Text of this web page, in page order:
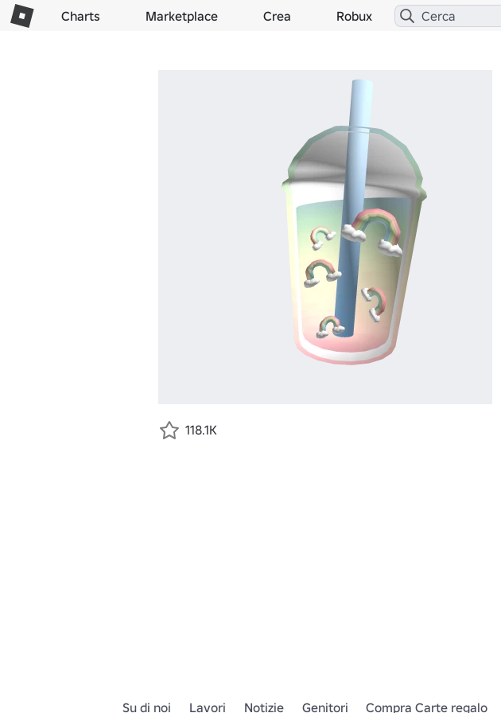
Charts Marketplace Crea Robux
118.1K
Su di noi Lavori Notizie Genitori Compra Carte regalo